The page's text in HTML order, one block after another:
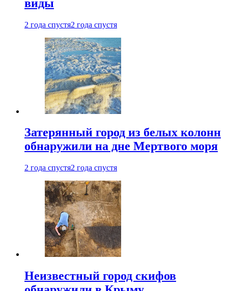
виды
2 года спустя2 года спустя
Затерянный город из белых колонн
обнаружили на дне Мертвого моря
2 года спустя2 года спустя
Неизвестный город скифов